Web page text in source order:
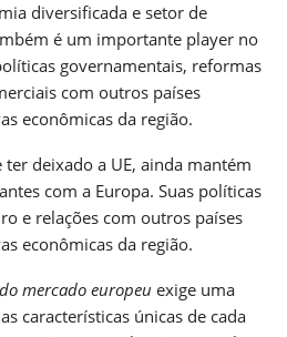
diversificada e setor de
é um importante player no
governamentais, reformas
com outros países
econômicas da região.
deixado a UE, ainda mantém
com a Europa. Suas políticas
e relações com outros países
econômicas da região.
mercado europeu exige uma
características únicas de cada